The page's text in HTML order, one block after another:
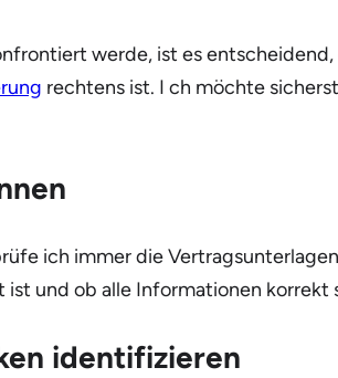
werde, ist es entscheidend,
rechtens ist. I ch möchte
ich immer die
und ob alle Informationen korrekt
identifizieren